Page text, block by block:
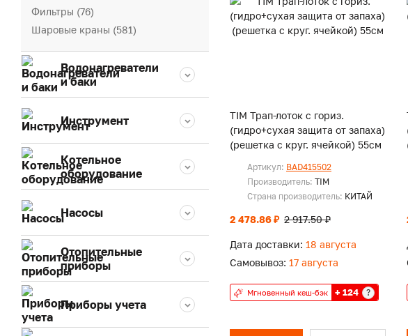
Фильтры (76)
Шаровые краны (581)
Водонагреватели
и баки
Инструмент
Котельное
оборудование
Насосы
Отопительные
приборы
Приборы учета
TIM Трап-лоток с гориз.
(гидро+сухая защита от запаха)
(решетка с круг. ячейкой) 55см
Артикул: BAD415502
Производитель: TIM
Страна производитель: КИТАЙ
2 478.86 ₽ 2 917.50 ₽
Дата доставки: 18 августа
Самовывоз: 17 августа
Мгновенный кеш-бэк + 124 ?